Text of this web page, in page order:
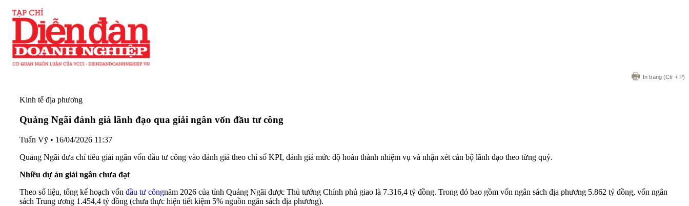
In trang (Ctr + P)
Kinh tế địa phương
Quảng Ngãi đánh giá lãnh đạo qua giải ngân vốn đầu tư công
Tuấn Vỹ • 16/04/2026 11:37
Quảng Ngãi đưa chỉ tiêu giải ngân vốn đầu tư công vào đánh giá theo chỉ số KPI, đánh giá mức độ hoàn thành nhiệm vụ và nhận xét cán bộ lãnh đạo theo từng quý.
Nhiều dự án giải ngân chưa đạt
Theo số liệu, tổng kế hoạch vốn đầu tư côngnăm 2026 của tỉnh Quảng Ngãi được Thủ tướng Chính phủ giao là 7.316,4 tỷ đồng. Trong đó bao gồm vốn ngân sách địa phương 5.862 tỷ đồng, vốn ngân
sách Trung ương 1.454,4 tỷ đồng (chưa thực hiện tiết kiệm 5% nguồn ngân sách địa phương).